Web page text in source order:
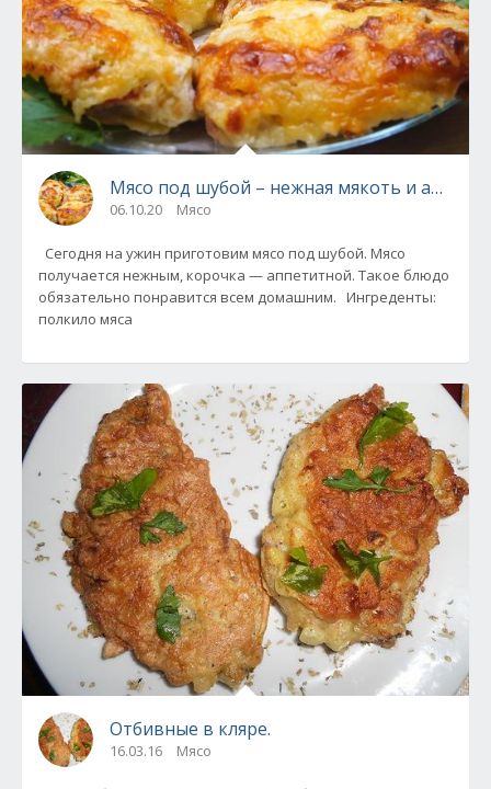
Мясо под шубой – нежная мякоть и
06.10.20 Мясо
Сегодня на ужин приготовим мясо под шубой. Мясо
получается нежным, корочка — аппетитной. Такое блюдо
обязательно понравится всем домашним. Ингреденты:
полкило мяса
Отбивные в кляре.
16.03.16 Мясо